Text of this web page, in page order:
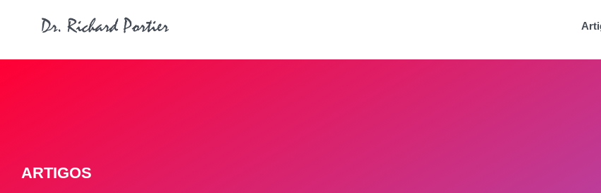
ARTIGOS